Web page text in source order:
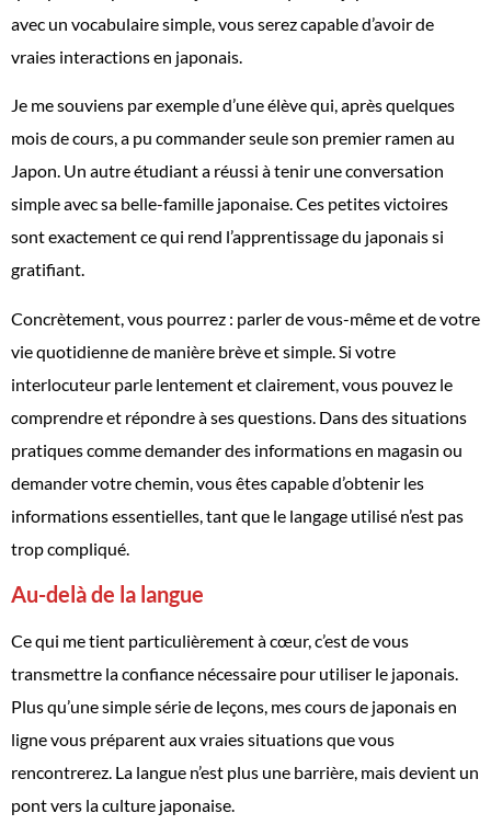
avec un vocabulaire simple, vous serez capable d’avoir de
vraies interactions en japonais.
Je me souviens par exemple d’une élève qui, après quelques
mois de cours, a pu commander seule son premier ramen au
Japon. Un autre étudiant a réussi à tenir une conversation
simple avec sa belle-famille japonaise. Ces petites victoires
sont exactement ce qui rend l’apprentissage du japonais si
gratifiant.
Concrètement, vous pourrez : parler de vous-même et de votre
vie quotidienne de manière brève et simple. Si votre
interlocuteur parle lentement et clairement, vous pouvez le
comprendre et répondre à ses questions. Dans des situations
pratiques comme demander des informations en magasin ou
demander votre chemin, vous êtes capable d’obtenir les
informations essentielles, tant que le langage utilisé n’est pas
trop compliqué.
Au-delà de la langue
Ce qui me tient particulièrement à cœur, c’est de vous
transmettre la confiance nécessaire pour utiliser le japonais.
Plus qu’une simple série de leçons, mes cours de japonais en
ligne vous préparent aux vraies situations que vous
rencontrerez. La langue n’est plus une barrière, mais devient un
pont vers la culture japonaise.